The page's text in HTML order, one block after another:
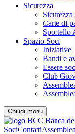
Sicurezza
Carte di
Sportello
Spazio Soci
Iniziative
Bandi e
Essere
Club
Chiudi menu
SociContatti